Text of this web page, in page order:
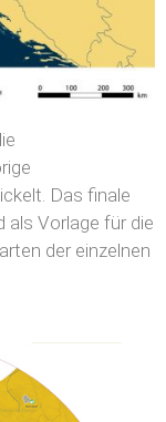
Das finale
als Vorlage für die
der einzelnen